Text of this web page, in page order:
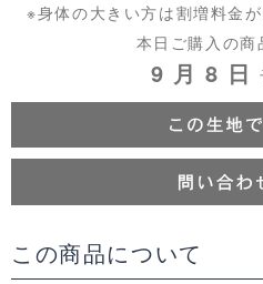
※身体の大きい方は割増料金
本日ご購入の商
9 月 8 日
この商品について